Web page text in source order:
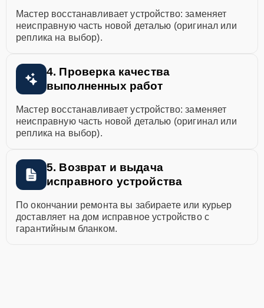
Мастер восстанавливает устройство: заменяет
неисправную часть новой деталью (оригинал или
реплика на выбор).
4. Проверка качества
выполненных работ
Мастер восстанавливает устройство: заменяет
неисправную часть новой деталью (оригинал или
реплика на выбор).
5. Возврат и выдача
исправного устройства
По окончании ремонта вы забираете или курьер
доставляет на дом исправное устройство с
гарантийным бланком.